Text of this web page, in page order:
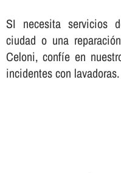
SI necesita servicios
ciudad o una
Celoni, confí­e en
incidentes con lavadoras.